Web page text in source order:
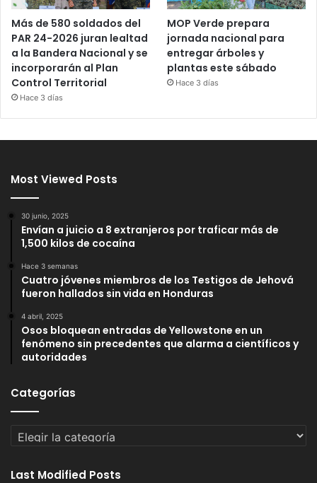
Más de 580 soldados del
PAR 24-2026 juran lealtad
a la Bandera Nacional y se
incorporarán al Plan
Control Territorial
Hace 3 días
MOP Verde prepara
jornada nacional para
entregar árboles y
plantas este sábado
Hace 3 días
Most Viewed Posts
30 junio, 2025
Envían a juicio a 8 extranjeros por traficar más de
1,500 kilos de cocaína
Hace 3 semanas
Cuatro jóvenes miembros de los Testigos de Jehová
fueron hallados sin vida en Honduras
4 abril, 2025
Osos bloquean entradas de Yellowstone en un
fenómeno sin precedentes que alarma a científicos y
autoridades
Categorías
Categorías
Last Modified Posts